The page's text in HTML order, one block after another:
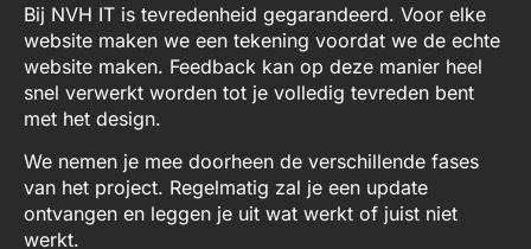
Bij NVH IT is tevredenheid gegarandeerd. Voor elke
website maken we een tekening voordat we de echte
website maken. Feedback kan op deze manier heel
snel verwerkt worden tot je volledig tevreden bent
met het design.
We nemen je mee doorheen de verschillende fases
van het project. Regelmatig zal je een update
ontvangen en leggen je uit wat werkt of juist niet
werkt.